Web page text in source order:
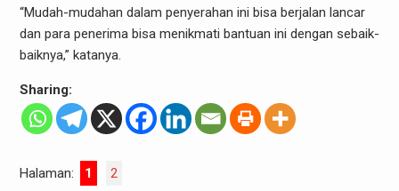
“Mudah-mudahan dalam penyerahan ini bisa berjalan lancar
dan para penerima bisa menikmati bantuan ini dengan sebaik-
baiknya,” katanya.
Sharing:
Halaman: 1 2